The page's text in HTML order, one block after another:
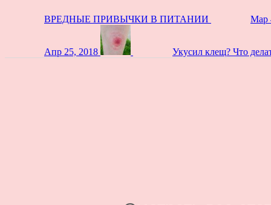
ВРЕДНЫЕ ПРИВЫЧКИ В ПИТАНИИ Мар
Апр 25, 2018 Укусил клещ? Что